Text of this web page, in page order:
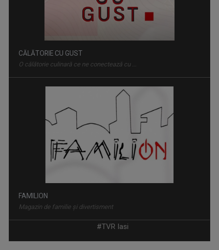
FAMILION
Magazin de familie și divertisment
SPAȚIUL DECIZILOR
Dezbatere politică la care participă ...
#TVR Iasi